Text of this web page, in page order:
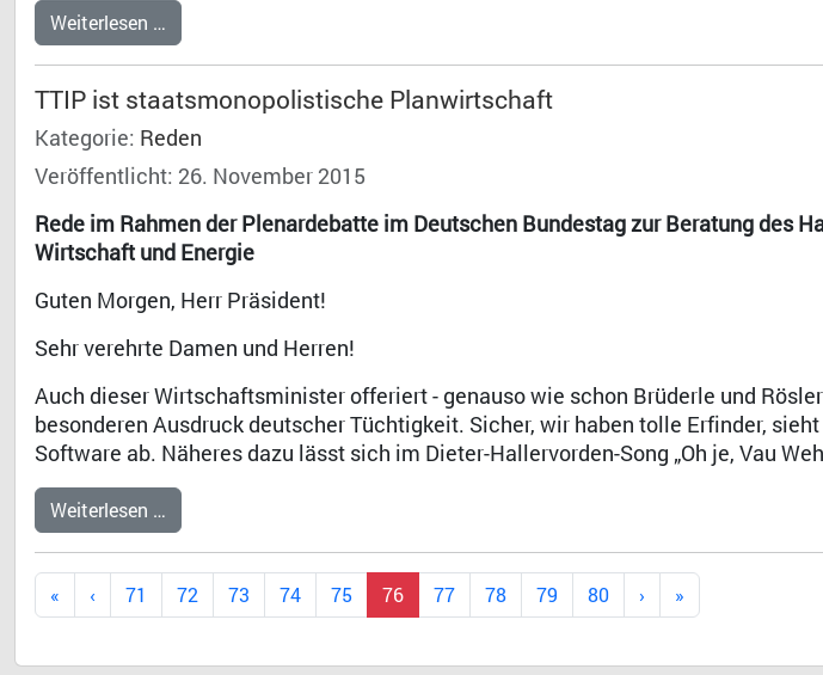
Weiterlesen …
TTIP ist staatsmonopolistische Planwirtschaft
Kategorie: Reden
Veröffentlicht: 26. November 2015
Rede im Rahmen der Plenardebatte im Deutschen Bundestag zur Beratung des
Wirtschaft und Energie
Guten Morgen, Herr Präsident!
Sehr verehrte Damen und Herren!
Auch dieser Wirtschaftsminister offeriert - genauso wie schon Brüderle und
besonderen Ausdruck deutscher Tüchtigkeit. Sicher, wir haben tolle Erfinder,
Software ab. Näheres dazu lässt sich im Dieter-Hallervorden-Song „Oh je, Vau
Weiterlesen …
71 72 73 74 75 76 77 78 79 80